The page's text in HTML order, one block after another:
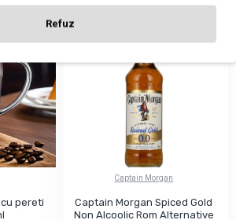
pereti
ALCOOLIC
Captain Morgan
Captain Morgan Spiced Gold
Non Alcoolic Rom Alternative
Refuz